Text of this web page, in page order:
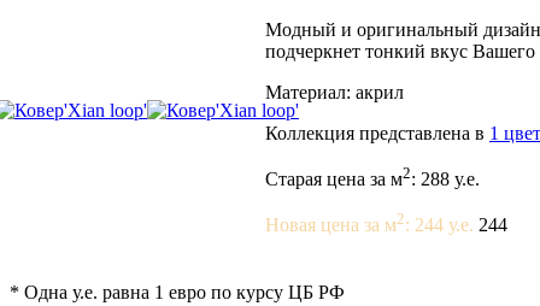
Модный и оригинальный дизайн
подчеркнет тонкий вкус Вашего
Материал: акрил
Коллекция представлена в 1
Старая цена за м2: 288 у.е.
Новая цена за м2: 244 у.е. 244
* Одна у.е. равна 1 евро по курсу ЦБ РФ